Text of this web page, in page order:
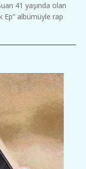
41 yaşında olan
Ep” albümüyle rap